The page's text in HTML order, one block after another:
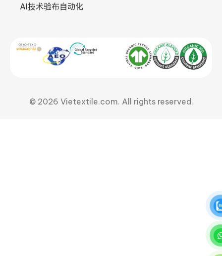
AI技术验布自动化
© 2026 Vietextile.com. All rights reserved.